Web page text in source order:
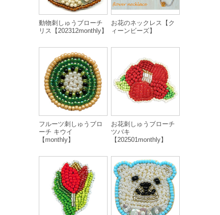
動物刺しゅうブローチ
リス【202312monthly】
お花のネックレス【ク
ィーンビーズ】
フルーツ刺しゅうブロ
ーチ キウイ
【monthly】
お花刺しゅうブローチ
ツバキ
【202501monthly】